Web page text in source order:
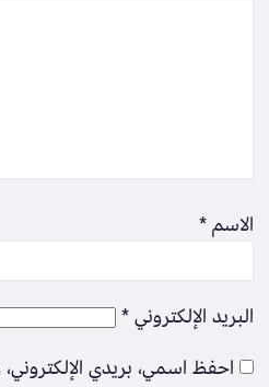
الاسم*
البريد الإلكتروني*
احفظ اسمي، بريدي